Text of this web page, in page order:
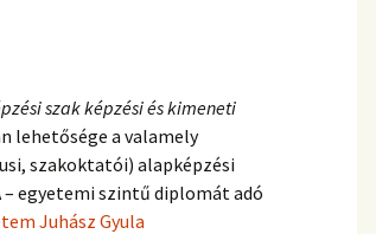
szak képzési és kimeneti
lehetősége a valamely
szakoktatói) alapképzési
– egyetemi szintű diplomát adó
Juhász Gyula